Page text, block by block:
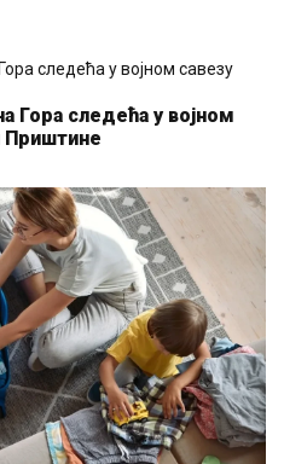
Гора следећа у војном
Приштине